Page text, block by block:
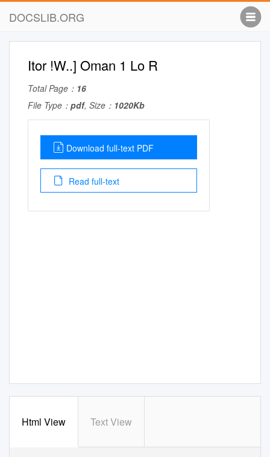
DOCSLIB.ORG
Itor !W..] Oman 1 Lo R
Total Page： 16
File Type： pdf, Size： 1020Kb
Download full-text PDF
Read full-text
Html View Text View